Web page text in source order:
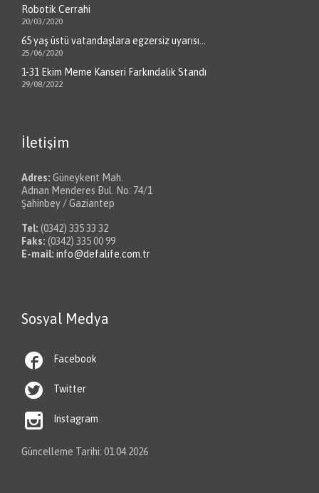
Robotik Cerrahi
20/03/2020
65 yaş üstü vatandaşlara egzersiz uyarısı…
25/06/2020
1-31 Ekim Meme Kanseri Farkındalık Standı
29/08/2022
İletişim
Adres: Güneykent Mah.
Adnan Menderes Bul. No: 74/1
Şahinbey / Gaziantep
Tel: (0342) 335 33 32
Faks: (0342) 335 00 99
E-mail: info@defalife.com.tr
Sosyal Medya
 Facebook
 Twitter
 Instagram
Güncelleme Tarihi: 01.04.2026